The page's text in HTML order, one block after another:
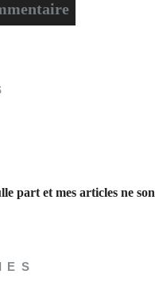
part et mes articles ne